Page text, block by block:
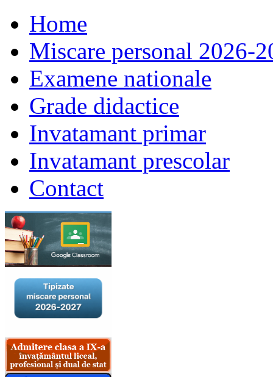
Home
Miscare personal 2026-
Examene nationale
Grade didactice
Invatamant primar
Invatamant prescolar
Contact